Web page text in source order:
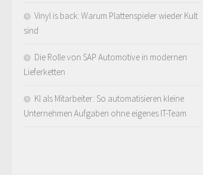
Vinyl is back: Warum Plattenspieler wieder Kult
sind
Die Rolle von SAP Automotive in modernen
Lieferketten
KI als Mitarbeiter: So automatisieren kleine
Unternehmen Aufgaben ohne eigenes IT-Team